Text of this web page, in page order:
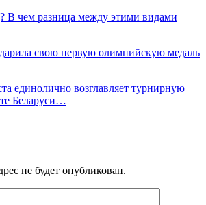
В чем разница между этими видами
свою первую олимпийскую медаль
единолично возглавляет турнирную
Беларуси…
не будет опубликован.